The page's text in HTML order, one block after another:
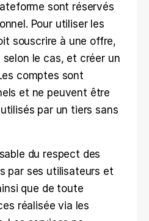
sont réservés
Pour utiliser les
souscrire à une offre,
le cas, et créer un
comptes sont
et ne peuvent être
par un tiers sans
du respect des
par ses utilisateurs et
que de toute
réalisée via les